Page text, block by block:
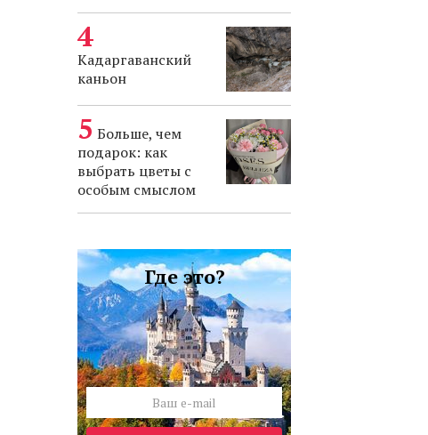
Кадаргаванский
каньон
Больше, чем
подарок: как
выбрать цветы с
особым смыслом
Где это?